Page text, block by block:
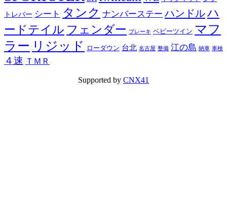
トレバー シート タンク ナンバーステー ハンドルハ
ードテイル フェンダー ブレーキ ベビーツイン マフ
ラー リジッド ローダウン 台北 名古屋 整備 江の島 納車 車検
４速 ＴＭＲ
Supported by CNX41